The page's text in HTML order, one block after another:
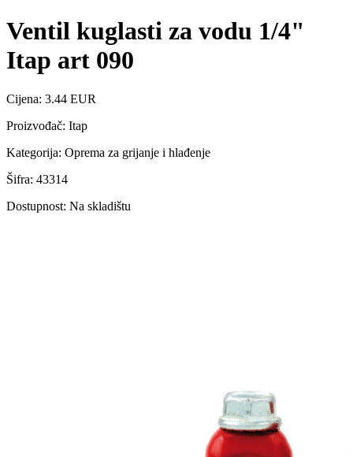
Ventil kuglasti za vodu 1/4"
Itap art 090
Cijena: 3.44 EUR
Proizvođač: Itap
Kategorija: Oprema za grijanje i hlađenje
Šifra: 43314
Dostupnost: Na skladištu